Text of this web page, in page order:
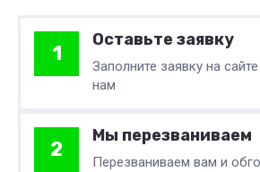
1
Оставьте заявку
Заполните заявку на
нам
2
Мы перезваниваем
Перезваниваем вам и